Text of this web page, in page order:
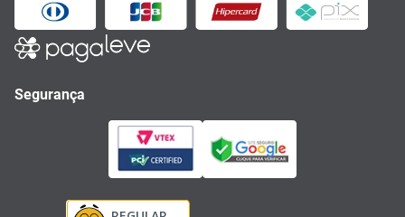
Segurança